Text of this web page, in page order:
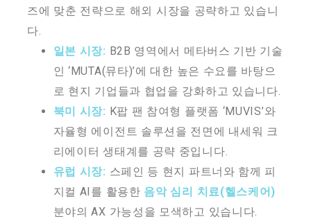
즈에 맞춘 전략으로 해외 시장을 공략하고 있습니
다.
일본 시장: B2B 영역에서 메타버스 기반 기술
인 ‘MUTA(뮤타)’에 대한 높은 수요를 바탕으
로 현지 기업들과 협업을 강화하고 있습니다.
북미 시장: K팝 팬 참여형 플랫폼 ‘MUVIS’와
자율형 에이전트 솔루션을 전면에 내세워 크
리에이터 생태계를 공략 중입니다.
유럽 시장: 스페인 등 현지 파트너와 함께 피
지컬 AI를 활용한 음악 심리 치료(헬스케어)
분야의 AX 가능성을 모색하고 있습니다.